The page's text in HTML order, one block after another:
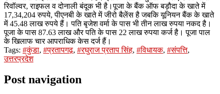
रिवॉल्वर, राइफल व दोनाली बंदूक भी है।पूजा के बैंक ऑफ बड़ौदा के खाते में
17,34,204 रुपये, पीएनबी के खाते में जीरो बैलेंस है जबकि यूनियन बैंक के खाते
में 45.48 लाख रुपये हैं। पति बृजेश वर्मा के पास भी तीन लाख रुपया नकद है।
पूजा के पास 87.63 लाख और पति के पास 22 लाख रुपया कर्ज है। पूजा पाल
के खिलाफ चार आपराधिक केस दर्ज हैं।
Tags: #कुंडा, #प्रतापगढ़, #रघुराज प्रताप सिंह, #विधायक, #संपत्ति,
उत्तरप्रदेश
Post navigation